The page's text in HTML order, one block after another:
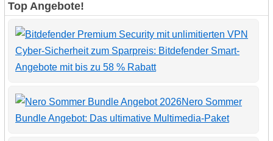
Top Angebote!
Cyber-Sicherheit zum Sparpreis: Bitdefender Smart-
Angebote mit bis zu 58 % Rabatt
Nero Sommer
Bundle Angebot: Das ultimative Multimedia-Paket